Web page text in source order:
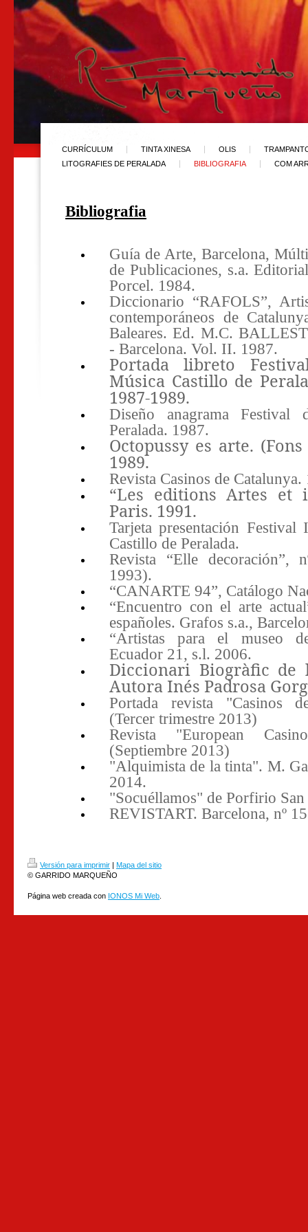
CURRÍCULUM TINTA XINESA OLIS
LITOGRAFIES DE PERALADA
BIBLIOGRAFIA COM
Bibliografia
Guía de Arte, Barcelona,
de Publicaciones, s.a.
Porcel. 1984.
Diccionario “RAFOLS”,
contemporáneos de
Baleares. Ed. M.C.
- Barcelona. Vol. II. 1987.
Portada libreto
Música Castillo de
1987-1989.
Diseño anagrama
Peralada. 1987.
Octopussy es arte.
1989.
Revista Casinos de Catalunya.
“Les editions Artes et
Paris. 1991.
Tarjeta presentación Festival
Castillo de Peralada.
Revista “Elle decoración”,
1993).
“CANARTE 94”, Catálogo
“Encuentro con el arte
españoles. Grafos s.a.,
“Artistas para el museo
Ecuador 21, s.l. 2006.
Diccionari Biogràfic de
Autora Inés Padrosa
Portada revista "Casinos
(Tercer trimestre 2013)
Revista "European
(Septiembre 2013)
"Alquimista de la tinta". M.
2014.
"Socuéllamos" de Porfirio
REVISTART. Barcelona, nº
Versión para imprimir | Mapa del sitio
© GARRIDO MARQUEÑO
Página web creada con IONOS Mi Web